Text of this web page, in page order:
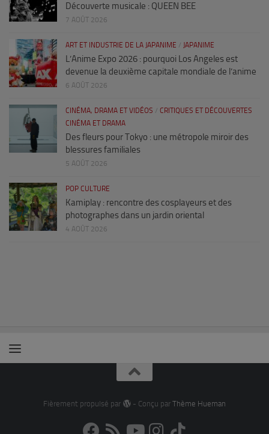
Découverte musicale : QUEEN BEE
7 AOÛT 2026
ART ET INDUSTRIE DE LA JAPANIME / JAPANIME
L’Anime Expo 2026 : pourquoi Los Angeles est
devenue la deuxième capitale mondiale de l’anime
6 AOÛT 2026
CINÉMA, DRAMA ET VIDÉOS / CRITIQUES ET DÉCOUVERTES
CINÉMA ET DRAMA
Des fleurs pour Tokyo : une métropole miroir des
blessures familiales
5 AOÛT 2026
POP CULTURE
Kamiplay : rencontre des cosplayeurs et des
photographes dans un jardin oriental
4 AOÛT 2026
Fièrement propulsé par - Conçu par Thème Hueman